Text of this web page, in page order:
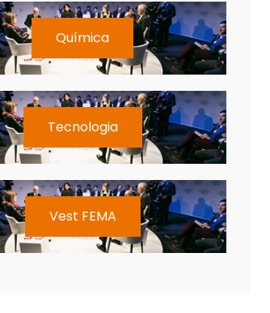
Química
Tecnologia
Vest FEMA